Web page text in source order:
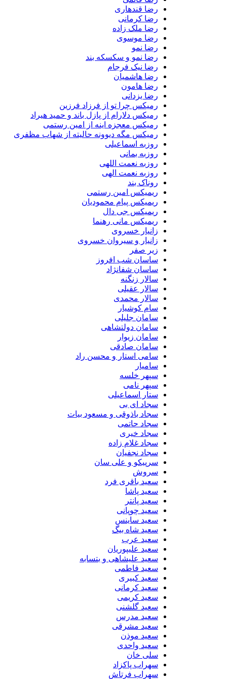
رضا قندهاری
رضا کرمانی
رضا ملک زاده
رضا موسوی
رضا نمو
رضا نمو و سکسکه بند
رضا نیک فرجام
رضا هاشمیان
رضا هامون
رضا یزدانی
رمیکس چرا تو از فرزاد فرزین
رمیکس دلارام از پازل باند و حمید هیراد
رمیکس معجزه اینه از امین رستمی
رمیکس مگه دیوونه حالیته از شهاب مظفری
روزبه اسماعیلی
روزبه بمانی
روزبه نعمت اللهی
روزبه نعمت الهی
روناک بند
ریمیکس امین رستمی
ریمیکس پیام محمودیان
ریمیکس جی دال
ریمیکس مانی رهنما
زانیار خسروی
زانیار و سیروان خسروی
زیر صفر
ساسان شب افروز
ساسان شفانژاد
سالار زنگنه
سالار عقیلی
سالار محمدی
سام کوشیار
سامان جلیلی
سامان دولتشاهی
سامان زیوار
سامان صادقی
سامی استار و محسن راد
سامیار
سپهر خلسه
سپهر نامی
ستار اسماعیلی
سجاد ای بی
سجاد باذوقی و مسعود بیات
سجاد حاتمی
سجاد خیری
سجاد غلام زاده
سجاد نجفیان
سرپیکو و علی سان
سروش
سعید باقری فرد
سعید پاشا
سعید پانتر
سعید چوپانی
سعید ساینس
سعید شاه بیگ
سعید عرب
سعید علیپوریان
سعید علیشاهی و بتسابه
سعید فاطمی
سعید کبیری
سعید کرمانی
سعید کریمی
سعید گلشنی
سعید مدرس
سعید مشرقی
سعید موذن
سعید واحدی
سلی خان
سهراب پاکزاد
سهراب فرتاش